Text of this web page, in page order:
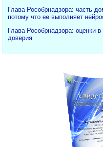
Глава Рособрнадзора: часть
потому что ее выполняет
Глава Рособрнадзора: оценки
доверия